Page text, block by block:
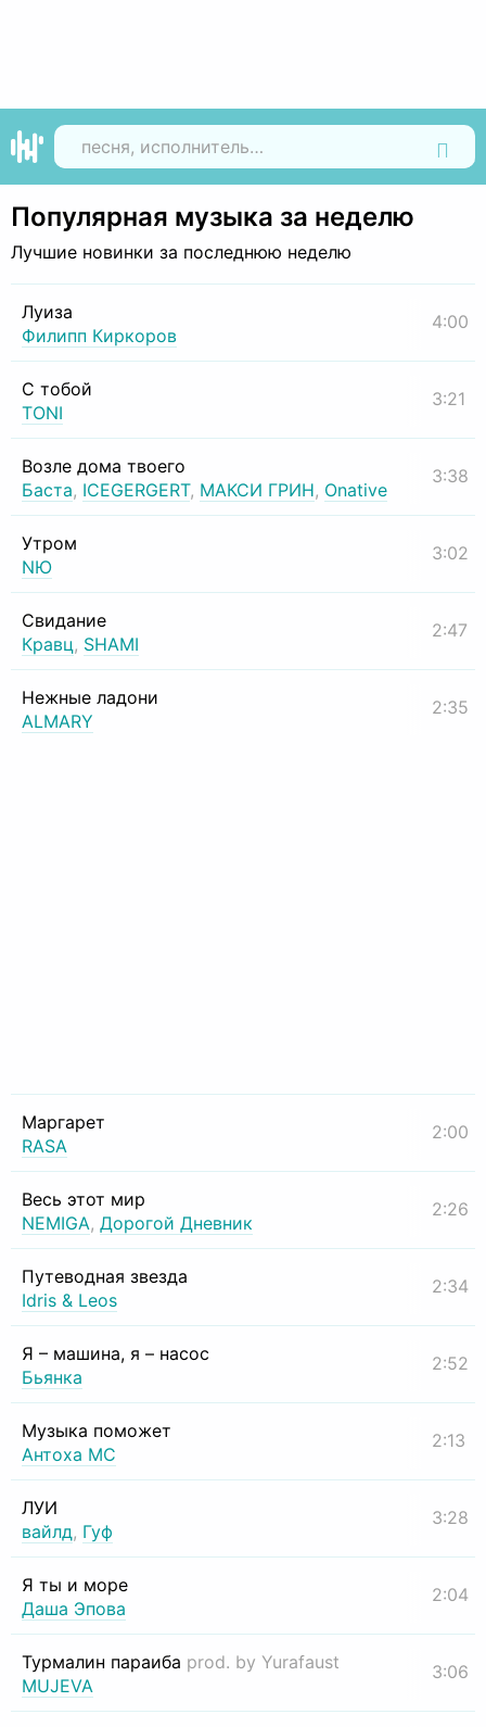
Популярная музыка за неделю
Лучшие новинки за последнюю неделю
Луиза
Филипп Киркоров
4:00
С тобой
TONI
3:21
Возле дома твоего
Баста, ICEGERGERT, МАКСИ ГРИН, Onative
3:38
Утром
NЮ
3:02
Свидание
Кравц, SHAMI
2:47
Нежные ладони
ALMARY
2:35
Маргарет
RASA
2:00
Весь этот мир
NEMIGA, Дорогой Дневник
2:26
Путеводная звезда
Idris & Leos
2:34
Я – машина, я – насос
Бьянка
2:52
Музыка поможет
Антоха МС
2:13
ЛУИ
вайлд, Гуф
3:28
Я ты и море
Даша Эпова
2:04
Турмалин параиба prod. by Yurafaust
MUJEVA
3:06